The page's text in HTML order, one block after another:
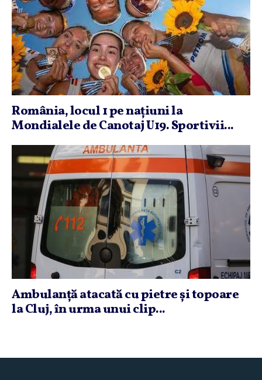
România, locul 1 pe naţiuni la
Mondialele de Canotaj U19. Sportivii...
Ambulanţă atacată cu pietre şi topoare
la Cluj, în urma unui clip...